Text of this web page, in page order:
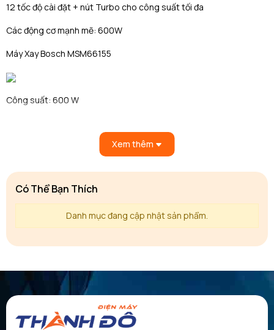
12 tốc độ cài đặt + nút Turbo cho công suất tối đa
Các động cơ mạnh mẽ: 600W
Máy Xay Bosch MSM66155
Công suất: 600 W
Tay cầm mềm, các nút bấm lớn, hình dạng nhỏ gọn
Động cơ êm
12 tốc độ cài đặt
2 nút: các hoạt động bình thường và turbo
Jet trộn thép không gỉ
Những mẹo sử dụng nút mở để pha trộn.
Jet trộn và các phần khác của thiết bị (trừ khối với động cơ) có thể
được rửa sạch trong máy rửa chén.
Xem thêm
Có Thể Bạn Thích
Danh mục đang cập nhật sản phẩm.